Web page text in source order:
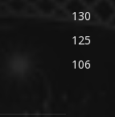
130
125
106